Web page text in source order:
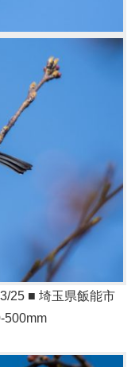
25 ■ 埼玉県飯能市
500mm